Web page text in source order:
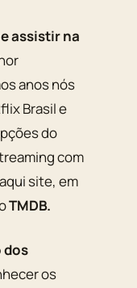
assistir na
anos nós
Brasil e
do
com
site, em
TMDB.
dos
os